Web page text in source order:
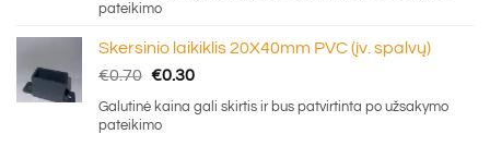
pateikimo
Skersinio laikiklis 20X40mm PVC (įv. spalvų)
€0.70 Original
price
was:
€0.30Current
price
is:
Galutinė kaina gali skirtis ir bus patvirtinta po užsakymo
pateikimo